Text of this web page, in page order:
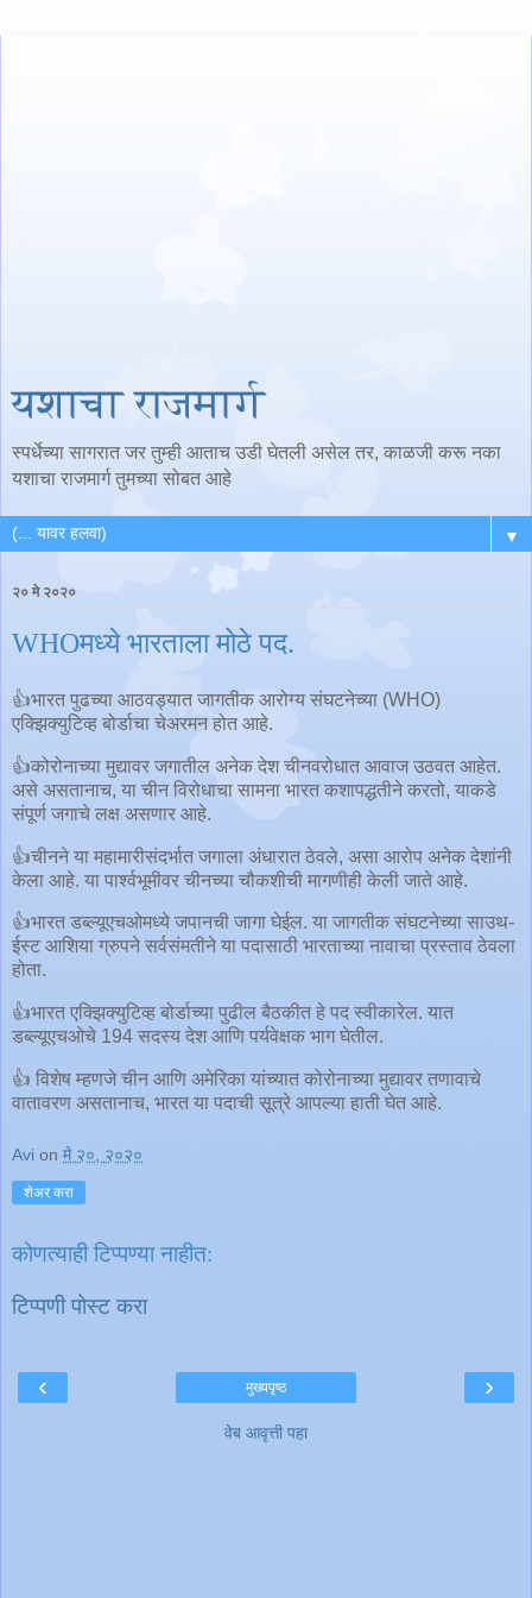
यशाचा राजमार्ग
स्पर्धेच्या सागरात जर तुम्ही आताच उडी घेतली असेल तर, काळजी करू नका
यशाचा राजमार्ग तुमच्या सोबत आहे
▼
२० मे २०२०
WHOमध्ये भारताला मोठे पद.
👍भारत पुढच्या आठवड्यात जागतीक आरोग्य संघटनेच्या (WHO)
एक्झिक्युटिव्ह बोर्डाचा चेअरमन होत आहे.
👍कोरोनाच्या मुद्यावर जगातील अनेक देश चीनवरोधात आवाज उठवत आहेत.
असे असतानाच, या चीन विरोधाचा सामना भारत कशापद्धतीने करतो, याकडे
संपूर्ण जगाचे लक्ष असणार आहे.
👍चीनने या महामारीसंदर्भात जगाला अंधारात ठेवले, असा आरोप अनेक देशांनी
केला आहे. या पार्श्वभूमीवर चीनच्या चौकशीची मागणीही केली जाते आहे.
👍भारत डब्ल्यूएचओमध्ये जपानची जागा घेईल. या जागतीक संघटनेच्या साउथ-
ईस्ट आशिया ग्रुपने सर्वसंमतीने या पदासाठी भारताच्या नावाचा प्रस्ताव ठेवला
होता.
👍भारत एक्झिक्युटिव्ह बोर्डाच्या पुढील बैठकीत हे पद स्वीकारेल. यात
डब्ल्यूएचओचे 194 सदस्य देश आणि पर्यवेक्षक भाग घेतील.
👍 विशेष म्हणजे चीन आणि अमेरिका यांच्यात कोरोनाच्या मुद्यावर तणावाचे
वातावरण असतानाच, भारत या पदाची सूत्रे आपल्या हाती घेत आहे.
Avi on मे २०, २०२०
शेअर करा
कोणत्याही टिप्पण्‍या नाहीत:
टिप्पणी पोस्ट करा
‹ ›
मुख्यपृष्ठ
वेब आवृत्ती पहा